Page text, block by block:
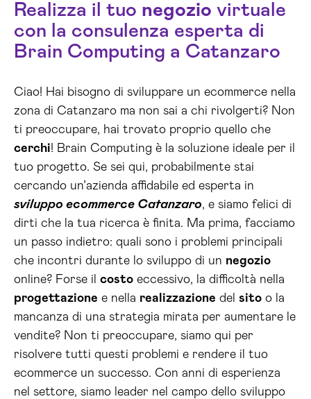
Realizza il tuo negozio virtuale
con la consulenza esperta di
Brain Computing a Catanzaro
Ciao! Hai bisogno di sviluppare un ecommerce nella
zona di Catanzaro ma non sai a chi rivolgerti? Non
ti preoccupare, hai trovato proprio quello che
cerchi! Brain Computing è la soluzione ideale per il
tuo progetto. Se sei qui, probabilmente stai
cercando un’azienda affidabile ed esperta in
sviluppo ecommerce Catanzaro, e siamo felici di
dirti che la tua ricerca è finita. Ma prima, facciamo
un passo indietro: quali sono i problemi principali
che incontri durante lo sviluppo di un negozio
online? Forse il costo eccessivo, la difficoltà nella
progettazione e nella realizzazione del sito o la
mancanza di una strategia mirata per aumentare le
vendite? Non ti preoccupare, siamo qui per
risolvere tutti questi problemi e rendere il tuo
ecommerce un successo. Con anni di esperienza
nel settore, siamo leader nel campo dello sviluppo